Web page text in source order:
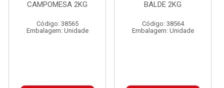
CAMPOMESA 2KG
Código: 38565
Embalagem: Unidade
BALDE 2KG
Código: 38564
Embalagem: Unidade